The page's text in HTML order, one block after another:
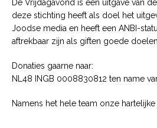
De Vrijdagavond is een uitgave van de
deze stichting heeft als doel het
Joodse media en heeft een ANBI-
aftrekbaar zijn als giften goede doelen.
Donaties gaarne naar:
NL48 INGB 0008830812 ten name
Namens het hele team onze hartelijke